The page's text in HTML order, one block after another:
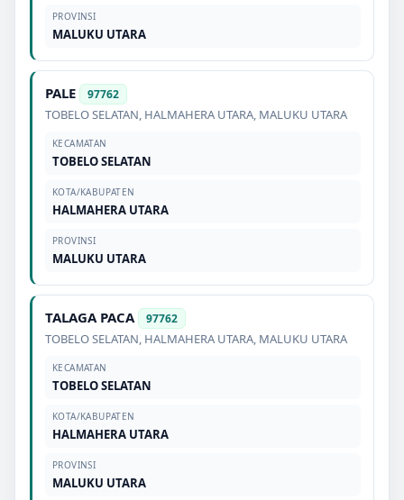
PROVINSI
MALUKU UTARA
PALE 97762
TOBELO SELATAN, HALMAHERA UTARA, MALUKU UTARA
KECAMATAN
TOBELO SELATAN
KOTA/KABUPATEN
HALMAHERA UTARA
PROVINSI
MALUKU UTARA
TALAGA PACA 97762
TOBELO SELATAN, HALMAHERA UTARA, MALUKU UTARA
KECAMATAN
TOBELO SELATAN
KOTA/KABUPATEN
HALMAHERA UTARA
PROVINSI
MALUKU UTARA